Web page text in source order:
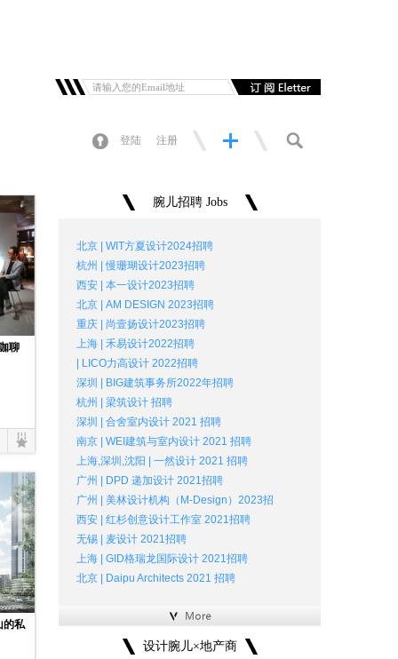
登陆 注册
聊
的私
腕儿招聘 Jobs
北京 | WIT方夏设计2024招聘
杭州 | 慢珊瑚设计2023招聘
西安 | 本一设计2023招聘
北京 | AM DESIGN 2023招聘
重庆 | 尚壹扬设计2023招聘
上海 | 禾易设计2022招聘
| LICO力高设计 2022招聘
深圳 | BIG建筑事务所2022年招聘
杭州 | 梁筑设计 招聘
深圳 | 合舍室内设计 2021 招聘
南京 | WEI建筑与室内设计 2021 招聘
上海,深圳,沈阳 | 一然设计 2021 招聘
广州 | DPD 递加设计 2021招聘
广州 | 美林设计机构（M-Design）2023招
西安 | 红杉创意设计工作室 2021招聘
无锡 | 麦设计 2021招聘
上海 | GID格瑞龙国际设计 2021招聘
北京 | Daipu Architects 2021 招聘
设计腕儿×地产商